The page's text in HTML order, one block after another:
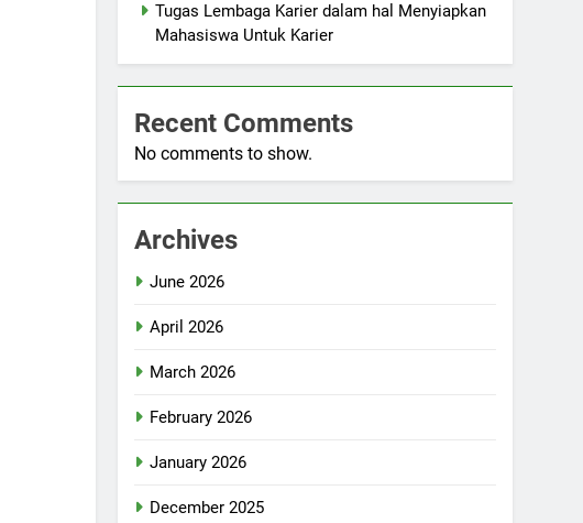
Tugas Lembaga Karier dalam hal Menyiapkan
Mahasiswa Untuk Karier
Recent Comments
No comments to show.
Archives
June 2026
April 2026
March 2026
February 2026
January 2026
December 2025